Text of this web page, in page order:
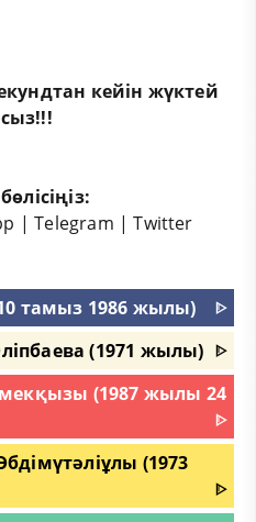
кейін жүктей
|Telegram |Twitter
тамыз 1986 жылы)
ᐈ
(1971 жылы) ᐈ
(1987 жылы 24
ᐈ
(1973
ᐈ